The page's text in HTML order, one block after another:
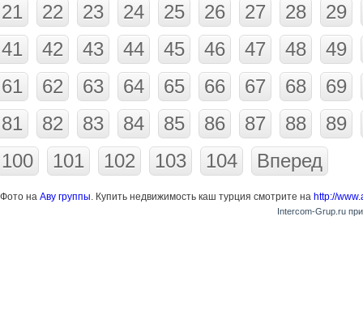
21
22 23 24 25 26 27 28
29
41
42 43 44 45 46 47 48
49
61
62 63 64 65 66 67 68
69
81
82 83 84 85 86 87 88
89
100
101 102 103 104 Вперед
Фото на Аву группы. Купить недвижимость каш турция смотрите на http://
Intercom-Grup.ru